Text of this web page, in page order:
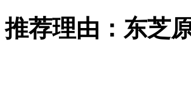
推荐理由：东芝